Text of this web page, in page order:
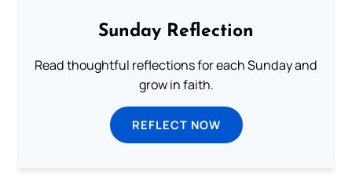
Sunday Reflection
Read thoughtful reflections for each Sunday and
grow in faith.
REFLECT NOW